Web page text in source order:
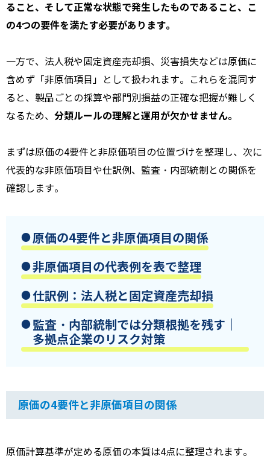
ること、そして正常な状態で発生したものであること、こ
の4つの要件を満たす必要があります。
一方で、法人税や固定資産売却損、災害損失などは原価に
含めず「非原価項目」として扱われます。これらを混同す
ると、製品ごとの採算や部門別損益の正確な把握が難しく
なるため、 分類ルールの理解と運用が欠かせません。
まずは原価の4要件と非原価項目の位置づけを整理し、次に
代表的な非原価項目や仕訳例、監査・内部統制との関係を
確認します。
原価の4要件と非原価項目の関係
非原価項目の代表例を表で整理
仕訳例：法人税と固定資産売却損
監査・内部統制では分類根拠を残す｜
多拠点企業のリスク対策
原価の4要件と非原価項目の関係
原価計算基準が定める原価の本質は4点に整理されます。